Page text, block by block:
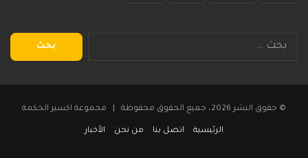
البحث
عن:
© حقوق النشر 2026، جميع الحقوق محفوظة | مجموعة اكسير الحكمة
الرئيسية اتصل بنا من نحن الأخبار